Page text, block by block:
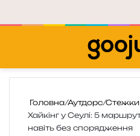
Головна/Аутдорс/Стежки
Хайкінг у Сеулі: 5
навіть без спорядження